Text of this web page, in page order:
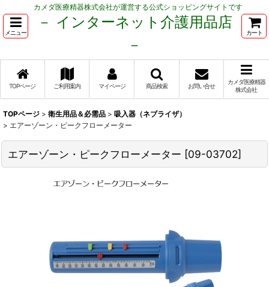
カメダ医療精器株式会社が運営する公式ショッピングサイトです
メニュー
－ インターネット介護用品店
－
カート
TOPページ ご利用案内 マイページ 商品検索 お問い合せ
カメダ医療精器
株式会社
TOPページ > 衛生用品＆必需品 > 吸入器（ネブライザ）
> エアーゾーン・ピークフローメーター
エアーゾーン・ピークフローメーター [09-03702]